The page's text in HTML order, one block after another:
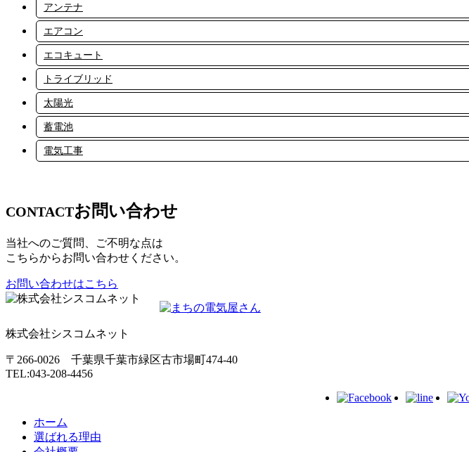
アンテナ
エアコン
エコキュート
トライブリッド
太陽光
蓄電池
電気工事
CONTACTお問い合わせ
当社へのご質問、ご不明な点は
こちらからお問い合わせください。
お問い合わせはこちら
株式会社シスコムネット
〒266-0026 千葉県千葉市緑区古市場町474-40
TEL:043-208-4456
ホーム
選ばれる理由